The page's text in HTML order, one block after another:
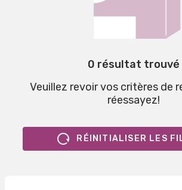
0 résultat trouvé
Veuillez revoir vos critères de
réessayez!
RÉINITIALISER LES